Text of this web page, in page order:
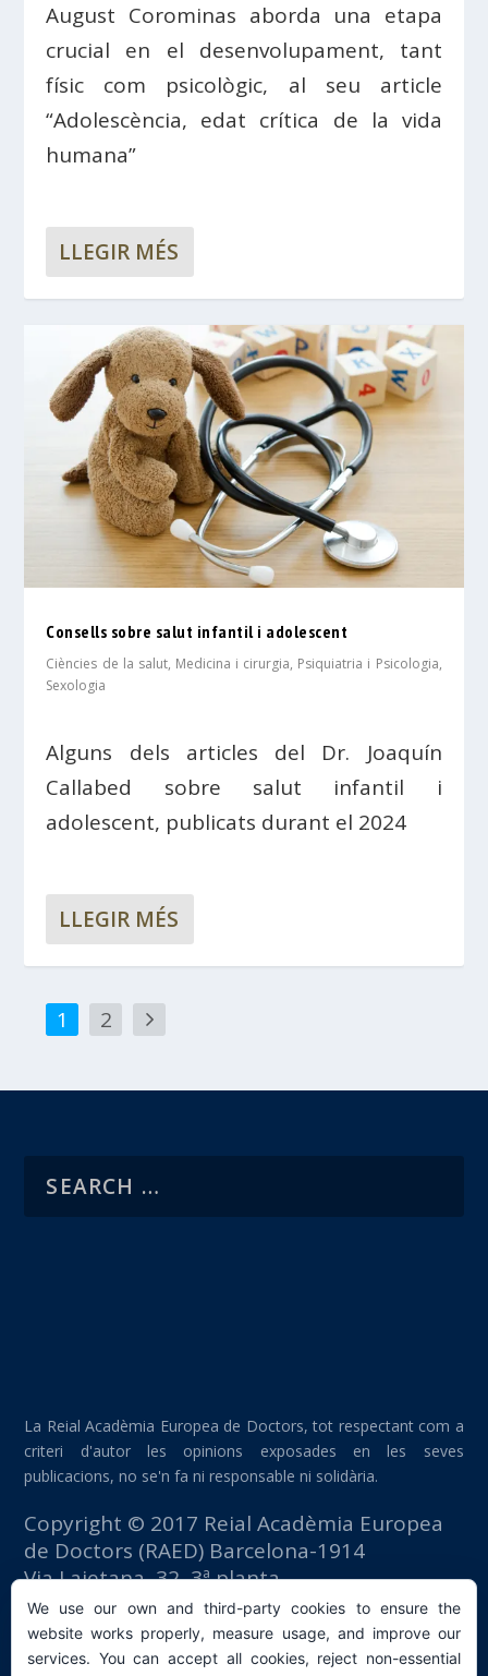
August Corominas aborda una etapa
crucial en el desenvolupament, tant
físic com psicològic, al seu article
“Adolescència, edat crítica de la vida
humana”
LLEGIR MÉS
Consells sobre salut infantil i adolescent
Ciències de la salut, Medicina i cirurgia, Psiquiatria i Psicologia,
Sexologia
Alguns dels articles del Dr. Joaquín
Callabed sobre salut infantil i
adolescent, publicats durant el 2024
LLEGIR MÉS
1 2
La Reial Acadèmia Europea de Doctors, tot respectant com a
criteri d'autor les opinions exposades en les seves
publicacions, no se'n fa ni responsable ni solidària.
Copyright © 2017 Reial Acadèmia Europea
de Doctors (RAED) Barcelona-1914
Via Laietana, 32, 3ª planta
Edifici Foment del Treball
08003 Barcelona (España)
tlf: +34 93 667 40 54
We use our own and third-party cookies to ensure the
website works properly, measure usage, and improve our
services. You can accept all cookies, reject non-essential